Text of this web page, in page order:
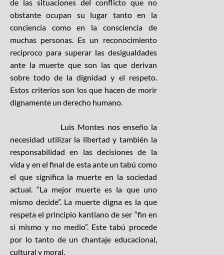
de las situaciones del conflicto que no
obstante ocupan su lugar tanto en la
conciencia como en la consciencia de
muchas personas. Es un reconocimiento
reciproco para superar las desigualdades
ante la muerte que son las que derivan
sobre todo de la dignidad y el respeto.
Estos criterios son los que hacen de morir
dignamente un derecho humano.
Luis Montes nos enseño la
necesidad utilizar la libertad y también la
responsabilidad en las decisiones de la
vida y en el final de esta ante un tabú como
el que significa la muerte en la sociedad
actual. “La mejor muerte es la que uno
mismo decide”. La muerte digna es la que
respeta el principio kantiano de ser “fin en
si mismo y no medio”. Este tabú procede
por lo tanto de un chantaje educacional,
cultural y moral.